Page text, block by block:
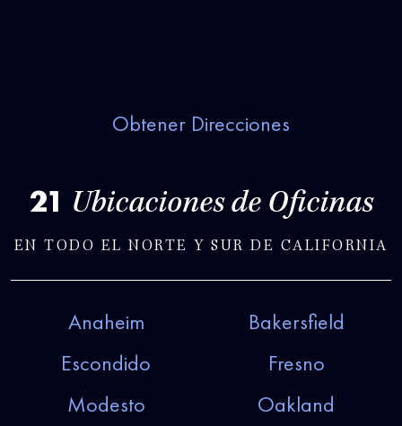
21 Ubicaciones de Oficinas
EN TODO EL NORTE Y SUR DE CALIFORNIA
Anaheim
Bakersfield
Escondido
Fresno
Modesto
Oakland
Obtener Direcciones